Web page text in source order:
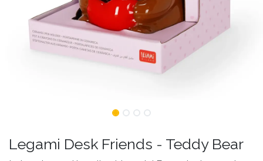
Legami Desk Friends - Teddy Bear